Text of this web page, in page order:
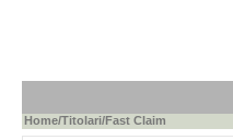
Home/Titolari/Fast Claim